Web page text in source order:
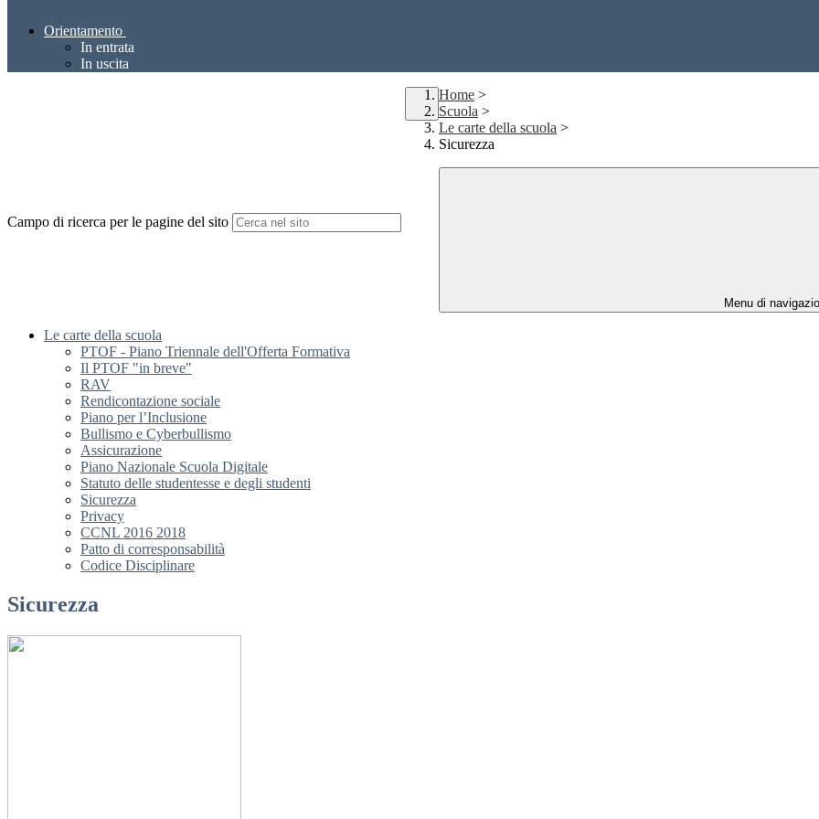
Orientamento
In entrata
In uscita
Campo di ricerca per le pagine del sito
Home >
Scuola >
Le carte della scuola >
Sicurezza
Menu di
Le carte della scuola
PTOF - Piano Triennale dell'Offerta Formativa
Il PTOF "in breve"
RAV
Rendicontazione sociale
Piano per l’Inclusione
Bullismo e Cyberbullismo
Assicurazione
Piano Nazionale Scuola Digitale
Statuto delle studentesse e degli studenti
Sicurezza
Privacy
CCNL 2016 2018
Patto di corresponsabilità
Codice Disciplinare
Sicurezza